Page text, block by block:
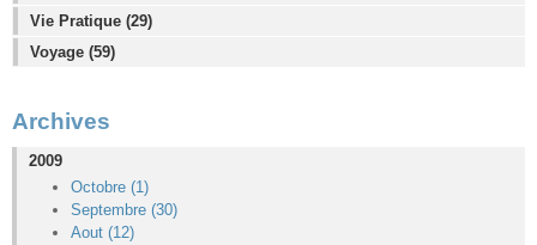
Vie Pratique (29)
Voyage (59)
Archives
2009
Octobre (1)
Septembre (30)
Aout (12)